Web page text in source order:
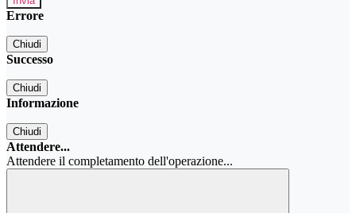
Errore
Chiudi
Successo
Chiudi
Informazione
Chiudi
Attendere...
Attendere il completamento dell'operazione...